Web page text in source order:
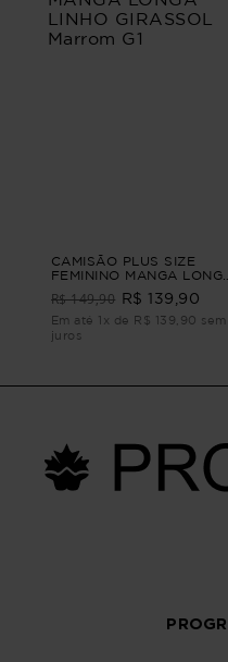
CAMISÃO PLUS SIZE
FEMININO MANGA LONGA
LINHO GIRASSOL Marrom
G1
R$ 149,90 R$ 139,90
Em até 1x de R$ 139,90 sem
juros